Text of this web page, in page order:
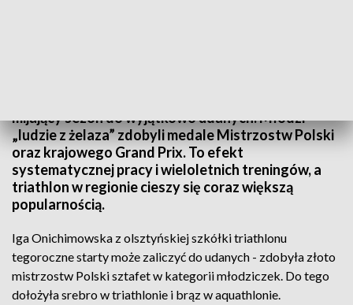
mijający sezon do wyjątkowo udanych. Młodzi
„ludzie z żelaza” zdobyli medale Mistrzostw Polski
oraz krajowego Grand Prix. To efekt
systematycznej pracy i wieloletnich treningów, a
triathlon w regionie cieszy się coraz większą
popularnością.
Iga Onichimowska z olsztyńskiej szkółki triathlonu
tegoroczne starty może zaliczyć do udanych - zdobyła złoto
mistrzostw Polski sztafet w kategorii młodziczek. Do tego
dołożyła srebro w triathlonie i brąz w aquathlonie.